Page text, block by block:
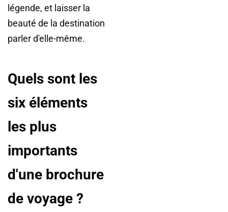
légende, et laisser la
beauté de la destination
parler d'elle-même.
Quels sont les
six éléments
les plus
importants
d'une brochure
de voyage ?